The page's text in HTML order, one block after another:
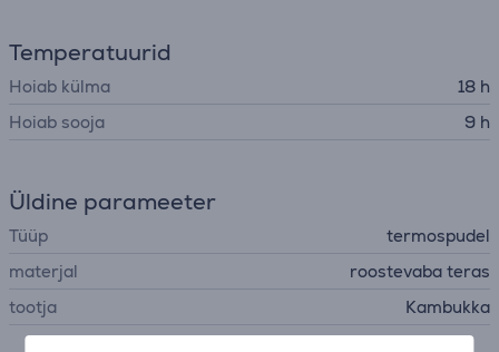
Temperatuurid
Hoiab külma
18 h
Hoiab sooja
9 h
Üldine parameeter
Tüüp
termospudel
materjal
roostevaba teras
tootja
Kambukka